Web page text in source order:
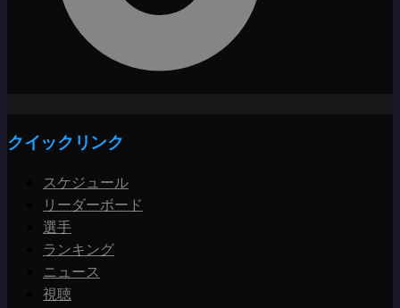
クイックリンク
スケジュール
リーダーボード
選手
ランキング
ニュース
視聴